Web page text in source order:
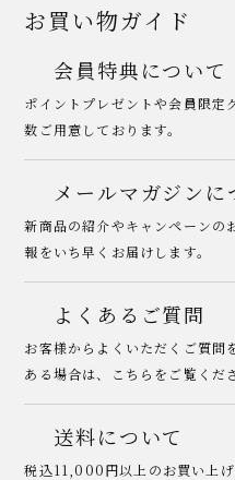
お買い物ガイド
会員特典について
ポイントプレゼントや会員限定
数ご用意しております。
メールマガジンに
新商品の紹介やキャンペーンの
報をいち早くお届けします。
よくあるご質問
お客様からよくいただくご質問
ある場合は、こちらをご覧くだ
送料について
税込11,000円以上のお買い上